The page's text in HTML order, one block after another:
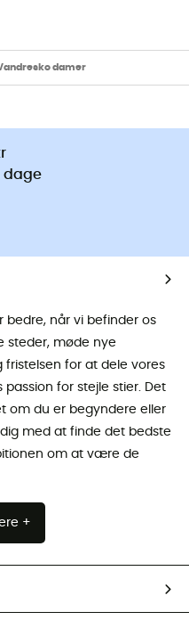
damer
dage
bedre, når vi befinder os
steder, møde nye
fristelsen for at dele vores
for stejle stier. Det
om du er begyndere eller
med at finde det bedste
om at være de
+